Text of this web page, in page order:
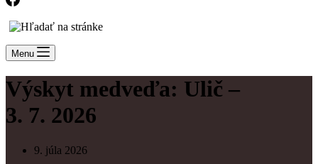
Menu
Výskyt medveďa: Ulič –
3. 7. 2026
9. júla 2026